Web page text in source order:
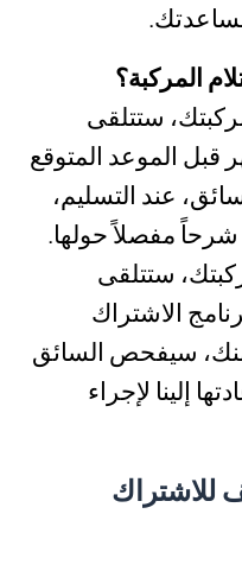
المركبة؟
ستتلقى
قبل الموعد المتوقع
عند التسليم،
مفصلاً حولها.
ستتلقى
الاشتراك
منك، سيفحص السائق
إلينا لإجراء
للاشتراك